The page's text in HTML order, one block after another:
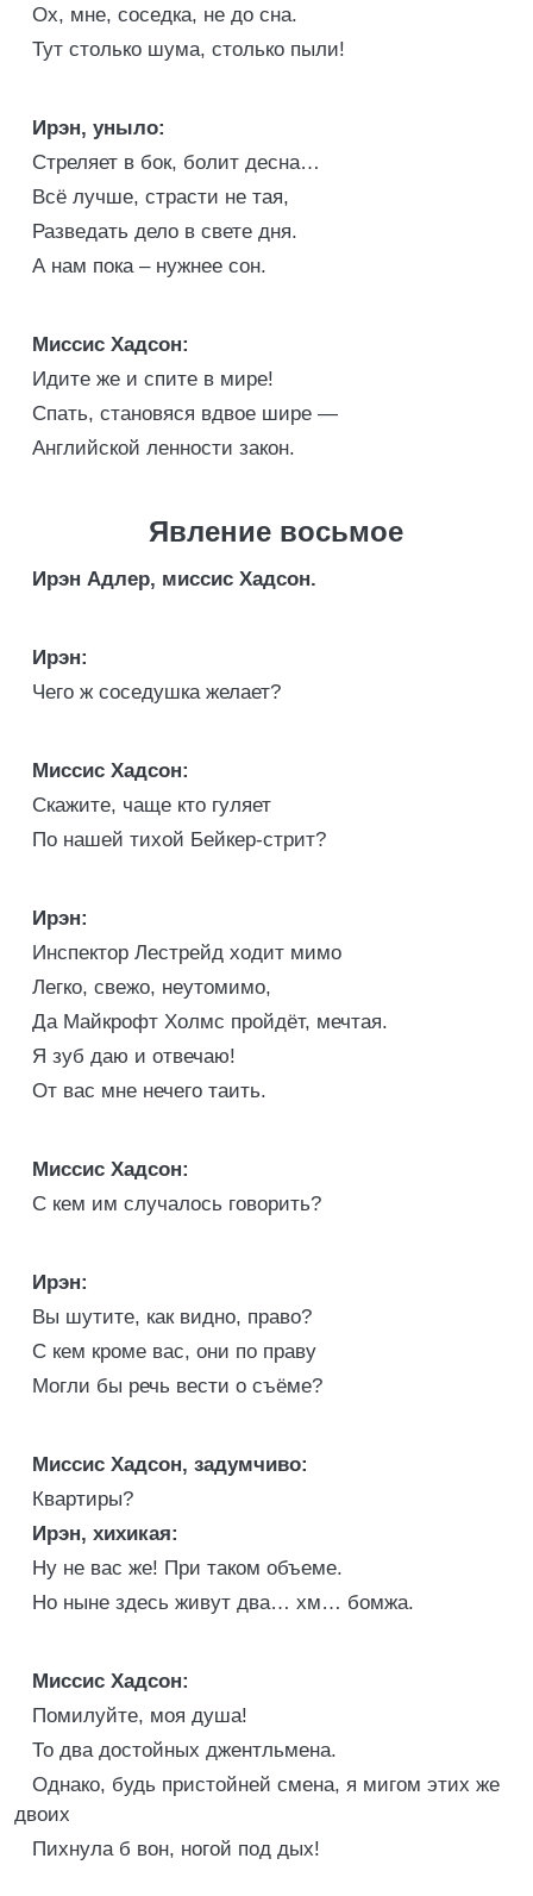
Ох, мне, соседка, не до сна.
Тут столько шума, столько пыли!
Ирэн, уныло:
Стреляет в бок, болит десна…
Всё лучше, страсти не тая,
Разведать дело в свете дня.
А нам пока – нужнее сон.
Миссис Хадсон:
Идите же и спите в мире!
Спать, становяся вдвое шире —
Английской ленности закон.
Явление восьмое
Ирэн Адлер, миссис Хадсон.
Ирэн:
Чего ж соседушка желает?
Миссис Хадсон:
Скажите, чаще кто гуляет
По нашей тихой Бейкер-стрит?
Ирэн:
Инспектор Лестрейд ходит мимо
Легко, свежо, неутомимо,
Да Майкрофт Холмс пройдёт, мечтая.
Я зуб даю и отвечаю!
От вас мне нечего таить.
Миссис Хадсон:
С кем им случалось говорить?
Ирэн:
Вы шутите, как видно, право?
С кем кроме вас, они по праву
Могли бы речь вести о съёме?
Миссис Хадсон, задумчиво:
Квартиры?
Ирэн, хихикая:
Ну не вас же! При таком объеме.
Но ныне здесь живут два… хм… бомжа.
Миссис Хадсон:
Помилуйте, моя душа!
То два достойных джентльмена.
Однако, будь пристойней смена, я мигом этих же
двоих
Пихнула б вон, ногой под дых!